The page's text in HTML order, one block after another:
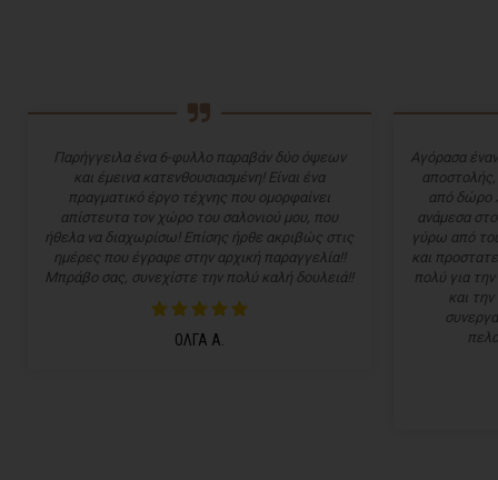
Παρήγγειλα ένα 6-φυλλο παραβάν δύο όψεων
και έμεινα κατενθουσιασμένη! Είναι ένα
πραγματικό έργο τέχνης που ομορφαίνει
απίστευτα τον χώρο του σαλονιού μου, που
ήθελα να διαχωρίσω! Επίσης ήρθε ακριβώς στις
ημέρες που έγραφε στην αρχική παραγγελία!!
Μπράβο σας, συνεχίστε την πολύ καλή δουλειά!!
ΟΛΓΑ Α.
Αγόρασα
από δώρο
ανάμεσα
γύρω από
και
πολύ για
και